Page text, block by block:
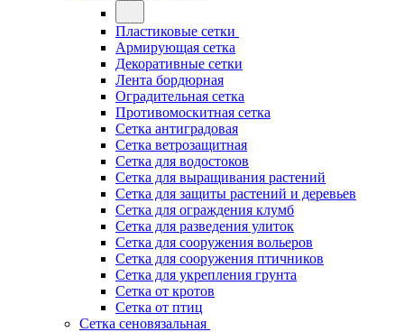
Пластиковые сетки
Армирующая сетка
Декоративные сетки
Лента бордюрная
Оградительная сетка
Противомоскитная сетка
Сетка антиградовая
Сетка ветрозащитная
Сетка для водостоков
Сетка для выращивания растений
Сетка для защиты растений и деревьев
Сетка для ограждения клумб
Сетка для разведения улиток
Сетка для сооружения вольеров
Сетка для сооружения птичников
Сетка для укрепления грунта
Сетка от кротов
Сетка от птиц
Сетка сеновязальная